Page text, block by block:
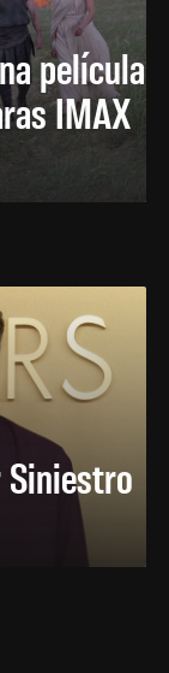
película
IMAX
Siniestro